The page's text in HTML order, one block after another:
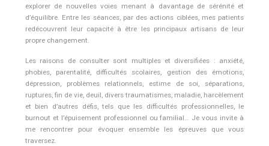
explorer de nouvelles voies menant à davantage de sérénité et
d’équilibre. Entre les séances, par des actions ciblées, mes patients
redécouvrent leur capacité à être les principaux artisans de leur
propre changement.
Les raisons de consulter sont multiples et diversifiées : anxiété,
phobies, parentalité, difficultés scolaires, gestion des émotions,
dépression, problèmes relationnels, estime de soi, séparations,
ruptures, fin de vie, deuil, divers traumatismes, maladie, harcèlement
et bien d’autres défis, tels que les difficultés professionnelles, le
burnout et l’épuisement professionnel ou familial… Je vous invite à
me rencontrer pour évoquer ensemble les épreuves que vous
traversez.